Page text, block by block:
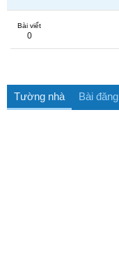
Bài viết
0
Tường nhà Bài đăng